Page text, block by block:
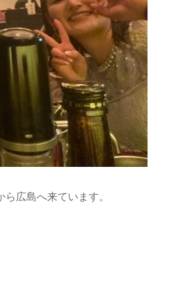
広島へ来ています。